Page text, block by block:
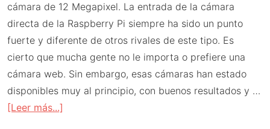
cámara de 12 Megapixel. La entrada de la cámara
directa de la Raspberry Pi siempre ha sido un punto
fuerte y diferente de otros rivales de este tipo. Es
cierto que mucha gente no le importa o prefiere una
cámara web. Sin embargo, esas cámaras han estado
disponibles muy al principio, con buenos resultados y …
[Leer más...]